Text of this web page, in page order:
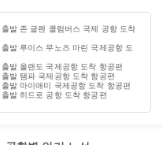
발 존 글렌 콜럼버스 국제 공항 도착
발 루이스 무노즈 마린 국제공항 도
발 올랜도 국제공항 도착 항공편
발 탬파 국제공항 도착 항공편
발 마이애미 국제공항 도착 항공편
발 히드로 공항 도착 항공편